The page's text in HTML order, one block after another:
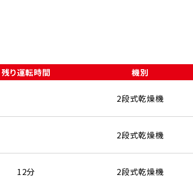
残り運転時間
機別
2段式乾燥機
2段式乾燥機
12分 2段式乾燥機